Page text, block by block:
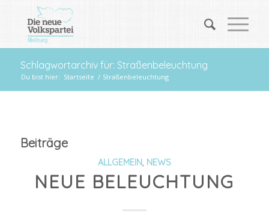
Schlagwortarchiv für: Straßenbeleuchtung
Du bist hier: Startseite / Straßenbeleuchtung
Beiträge
ALLGEMEIN, NEWS
NEUE BELEUCHTUNG